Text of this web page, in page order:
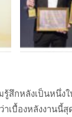
สึกหลังเป็นหนึ่ง
าเบื้องหลังงานนี้